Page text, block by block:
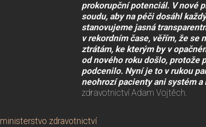
prokorupční potenciál. V nové
soudu, aby na péči dosáhl
stanovujeme jasná
v rekordním čase, věřím, že se
ztrátám, ke kterým by v
od nového roku došlo, protože
podcenilo. Nyní je to v rukou
neohrozí pacienty ani systém a
zdravotnictví Adam Vojtěch.
ministerstvo zdravotnictví